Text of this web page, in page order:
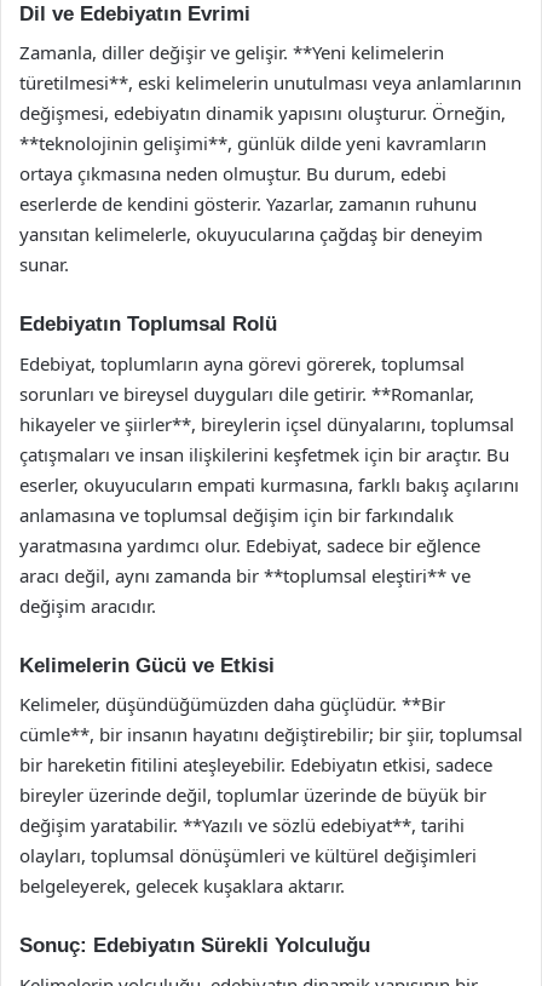
Dil ve Edebiyatın Evrimi
Zamanla, diller değişir ve gelişir. **Yeni kelimelerin
türetilmesi**, eski kelimelerin unutulması veya anlamlarının
değişmesi, edebiyatın dinamik yapısını oluşturur. Örneğin,
**teknolojinin gelişimi**, günlük dilde yeni kavramların
ortaya çıkmasına neden olmuştur. Bu durum, edebi
eserlerde de kendini gösterir. Yazarlar, zamanın ruhunu
yansıtan kelimelerle, okuyucularına çağdaş bir deneyim
sunar.
Edebiyatın Toplumsal Rolü
Edebiyat, toplumların ayna görevi görerek, toplumsal
sorunları ve bireysel duyguları dile getirir. **Romanlar,
hikayeler ve şiirler**, bireylerin içsel dünyalarını, toplumsal
çatışmaları ve insan ilişkilerini keşfetmek için bir araçtır. Bu
eserler, okuyucuların empati kurmasına, farklı bakış açılarını
anlamasına ve toplumsal değişim için bir farkındalık
yaratmasına yardımcı olur. Edebiyat, sadece bir eğlence
aracı değil, aynı zamanda bir **toplumsal eleştiri** ve
değişim aracıdır.
Kelimelerin Gücü ve Etkisi
Kelimeler, düşündüğümüzden daha güçlüdür. **Bir
cümle**, bir insanın hayatını değiştirebilir; bir şiir, toplumsal
bir hareketin fitilini ateşleyebilir. Edebiyatın etkisi, sadece
bireyler üzerinde değil, toplumlar üzerinde de büyük bir
değişim yaratabilir. **Yazılı ve sözlü edebiyat**, tarihi
olayları, toplumsal dönüşümleri ve kültürel değişimleri
belgeleyerek, gelecek kuşaklara aktarır.
Sonuç: Edebiyatın Sürekli Yolculuğu